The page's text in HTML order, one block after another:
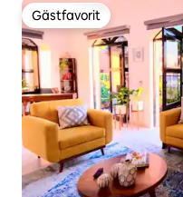
Gästfavorit
Gästfavorit